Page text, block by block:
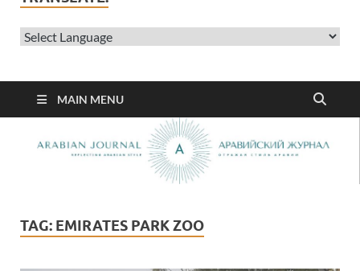
MAIN MENU
TAG: EMIRATES PARK ZOO